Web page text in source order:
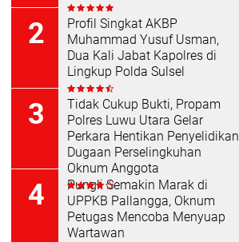
Profil Singkat AKBP
Muhammad Yusuf Usman,
Dua Kali Jabat Kapolres di
Lingkup Polda Sulsel
Tidak Cukup Bukti, Propam
Polres Luwu Utara Gelar
Perkara Hentikan Penyelidikan
Dugaan Perselingkuhan
Oknum Anggota
Pungli Semakin Marak di
UPPKB Pallangga, Oknum
Petugas Mencoba Menyuap
Wartawan